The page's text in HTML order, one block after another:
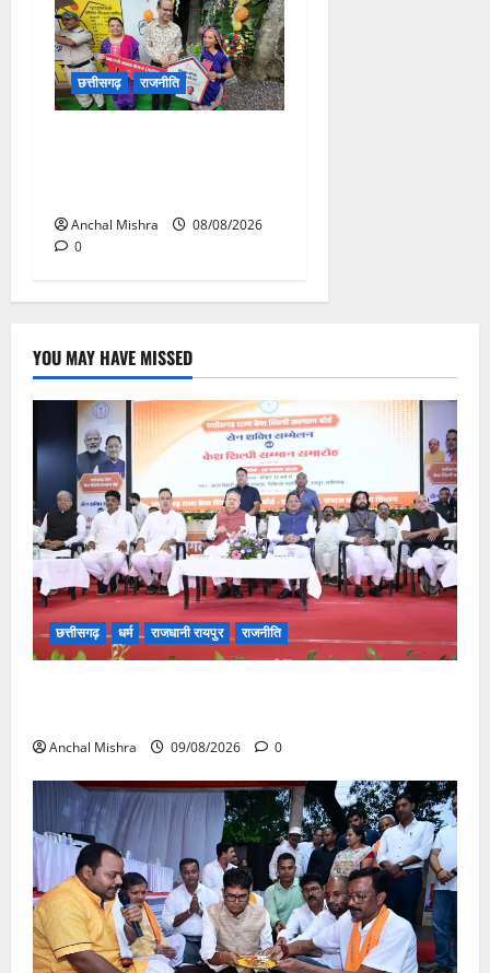
छत्तीसगढ़ राजनीति
Anchal Mishra
08/08/2026
0
YOU MAY HAVE MISSED
छत्तीसगढ़ धर्म राजधानी रायपुर राजनीति
Anchal Mishra 09/08/2026 0